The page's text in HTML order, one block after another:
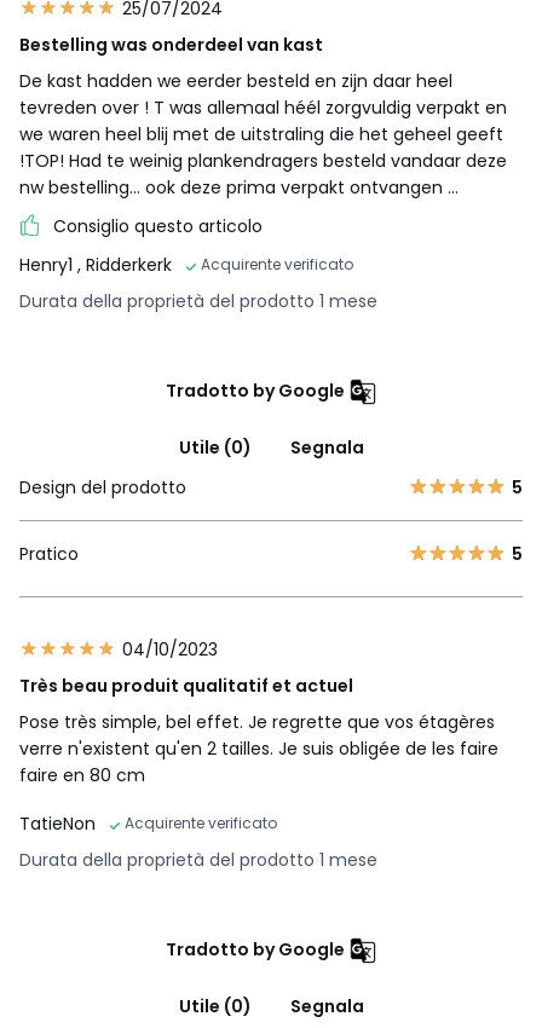
25/07/2024
Bestelling was onderdeel van kast
De kast hadden we eerder besteld en zijn daar heel
tevreden over ! T was allemaal héél zorgvuldig verpakt en
we waren heel blij met de uitstraling die het geheel geeft
!TOP! Had te weinig plankendragers besteld vandaar deze
nw bestelling… ook deze prima verpakt ontvangen …
Consiglio questo articolo
Henry1 , Ridderkerk Acquirente verificato
Durata della proprietà del prodotto 1 mese
Tradotto by Google
Utile (0)
Segnala
Design del prodotto
5
Pratico 5
04/10/2023
Très beau produit qualitatif et actuel
Pose très simple, bel effet. Je regrette que vos étagères
verre n'existent qu'en 2 tailles. Je suis obligée de les faire
faire en 80 cm
TatieNon
Acquirente verificato
Durata della proprietà del prodotto 1 mese
Tradotto by Google
Utile (0)
Segnala